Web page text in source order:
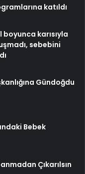
katıldı
karısıyla
sebebini
Gündoğdu
Bebek
Çıkarılsın